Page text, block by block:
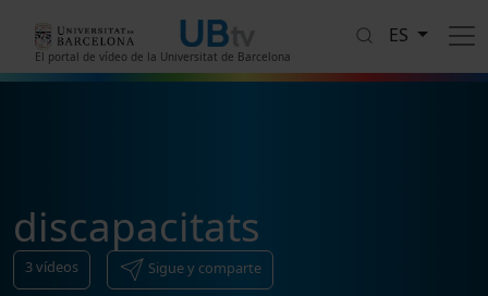
El portal de vídeo de la Universitat de Barcelona
ES
discapacitats
3vídeos Sigue y comparte